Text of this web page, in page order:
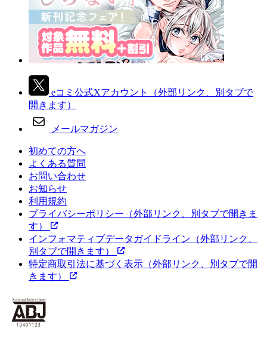
eコミ公式Xアカウント
（外部リンク、別タブで
開きます）
メールマガジン
初めての方へ
よくある質問
お問い合わせ
お知らせ
利用規約
プライバシーポリシー （外部リンク、別タブで開きま
す）
インフォマティブデータガイドライン （外部リンク、
別タブで開きます）
特定商取引法に基づく表示 （外部リンク、別タブで開
きます）